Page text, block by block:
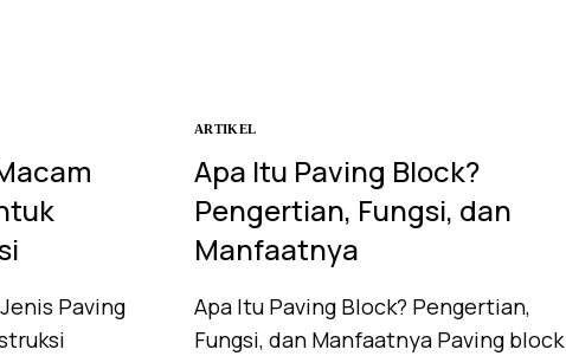
Paving
ARTIKEL
Apa Itu Paving Block?
Pengertian, Fungsi, dan
Manfaatnya
Apa Itu Paving Block? Pengertian,
Fungsi, dan Manfaatnya Paving block